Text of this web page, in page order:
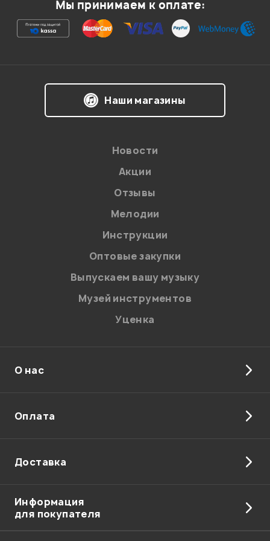
Ваша оценка:
на обработку персональных данных в
Политикой в отношении обработки
персональных данных.
Введите проверочное число:
Отправить
Мы принимаем к оплате:
Наши магазины
Новости
Акции
Отзывы
Мелодии
Инструкции
Оптовые закупки
Выпускаем вашу музыку
Музей инструментов
Уценка
О нас
Оплата
Доставка
Информация
для покупателя